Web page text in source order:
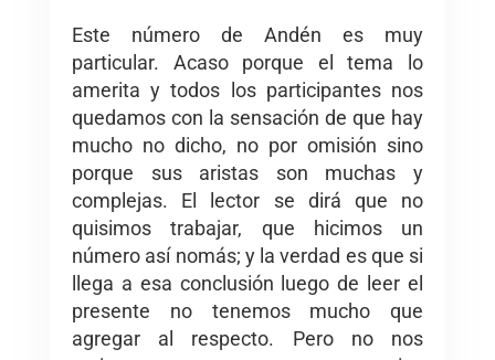
Este número de Andén es muy
particular. Acaso porque el tema lo
amerita y todos los participantes nos
quedamos con la sensación de que hay
mucho no dicho, no por omisión sino
porque sus aristas son muchas y
complejas. El lector se dirá que no
quisimos trabajar, que hicimos un
número así nomás; y la verdad es que si
llega a esa conclusión luego de leer el
presente no tenemos mucho que
agregar al respecto. Pero no nos